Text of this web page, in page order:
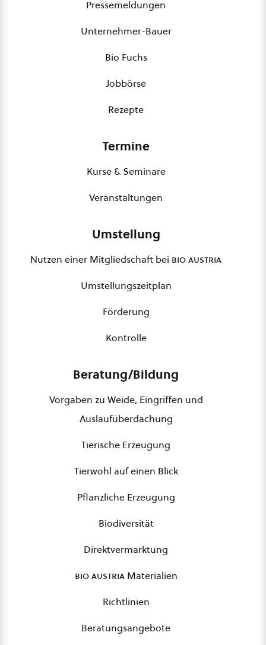
Pressemeldungen
Unternehmer-Bauer
Bio Fuchs
Jobbörse
Rezepte
Termine
Kurse & Seminare
Veranstaltungen
Umstellung
Nutzen einer Mitgliedschaft bei bio austria
Umstellungszeitplan
Förderung
Kontrolle
Beratung/Bildung
Vorgaben zu Weide, Eingriffen und
Auslaufüberdachung
Tierische Erzeugung
Tierwohl auf einen Blick
Pflanzliche Erzeugung
Biodiversität
Direktvermarktung
bio austriaMaterialien
Richtlinien
Beratungsangebote